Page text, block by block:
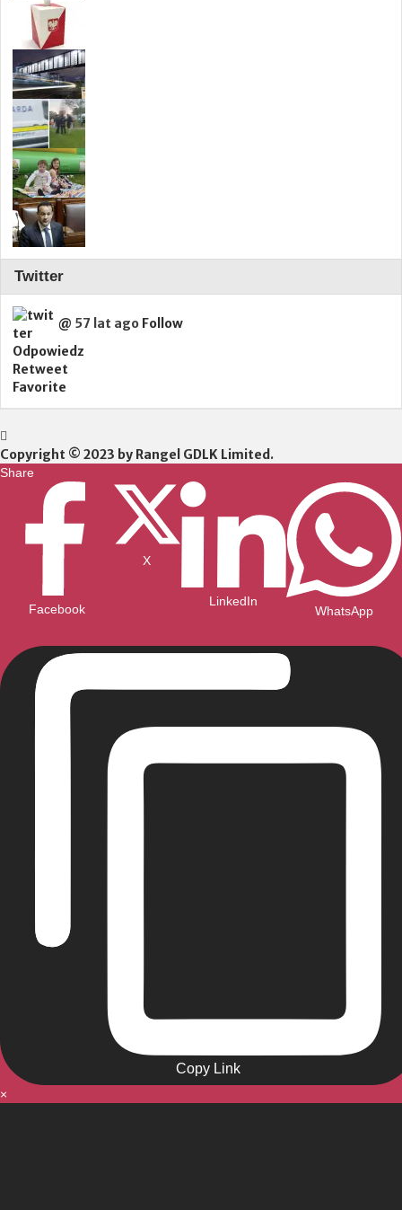
Twitter
@ 57 lat ago Follow
Odpowiedz
Retweet
Favorite
Copyright © 2023 by Rangel GDLK Limited.
Share
Facebook
X
LinkedIn
WhatsApp
Copy Link
×